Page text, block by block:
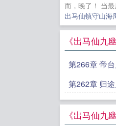
而，晚了！ 当
出马仙镇守山海
《出马仙九
第266章 帝
第262章 归
《出马仙九